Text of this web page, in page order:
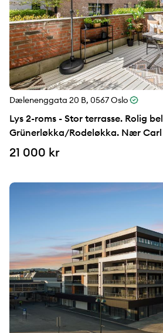
Dælenenggata 20 B, 0567 Oslo
Lys 2-roms - Stor terrasse. Rolig
Grünerløkka/​Rodeløkka. Nær Carl
21 000 kr